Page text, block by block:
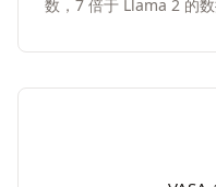
数，7 倍于 Llama 2 的